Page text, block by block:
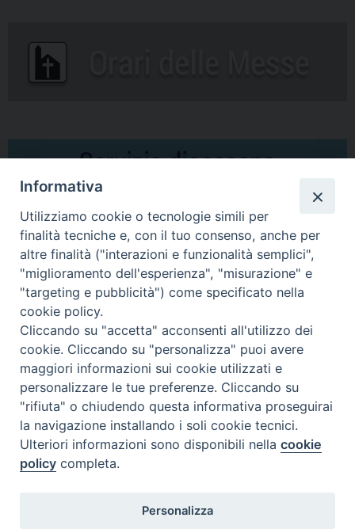
Comunicati Stampa
Il cordoglio dei Vescovi di Puglia per la morte di S.E.R. Mons. Agostino
Superbo
Nasce la Consulta Diocesana delle Aggregazioni Laicali di Castellaneta
Archivio comunicati stampa
2026 © Diocesi di Castellaneta
Informativa
Utilizziamo cookie o tecnologie simili per
finalità tecniche e, con il tuo consenso, anche per
altre finalità ("interazioni e funzionalità semplici",
"miglioramento dell'esperienza", "misurazione" e
"targeting e pubblicità") come specificato nella
cookie policy.
Cliccando su "accetta" acconsenti all'utilizzo dei
cookie. Cliccando su "personalizza" puoi avere
maggiori informazioni sui cookie utilizzati e
personalizzare le tue preferenze. Cliccando su
"rifiuta" o chiudendo questa informativa proseguirai
la navigazione installando i soli cookie tecnici.
Ulteriori informazioni sono disponibili nellacookie
policy completa.
Personalizza